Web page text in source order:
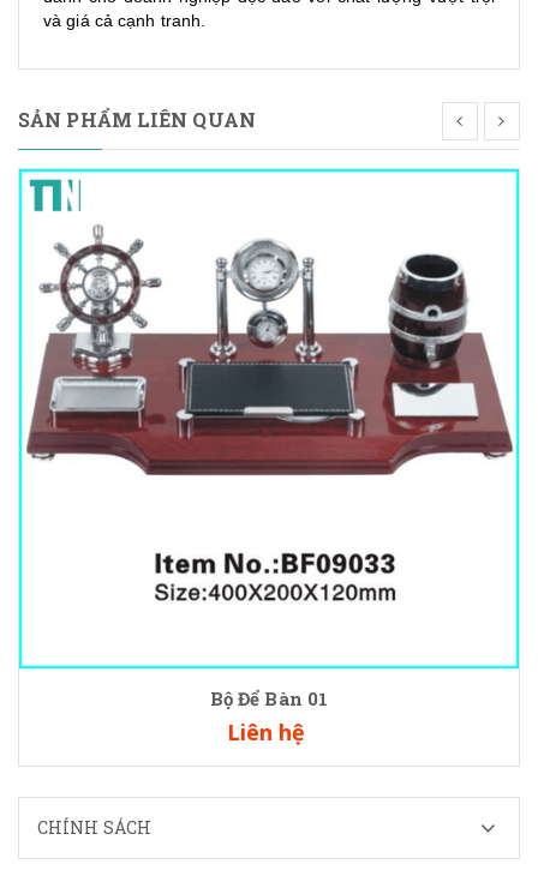
và giá cả cạnh tranh.
SẢN PHẨM LIÊN QUAN
Bộ Để Bàn 01
Liên hệ
CHÍNH SÁCH